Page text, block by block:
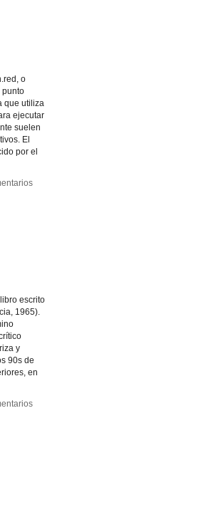
o
punto
que utiliza
ejecutar
suelen
El
por el
escrito
1965).
y
90s de
en